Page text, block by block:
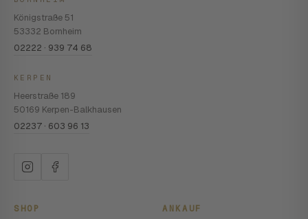
Königstraße 51
53332 Bornheim
02222 · 939 74 68
KERPEN
Heerstraße 189
50169 Kerpen-Balkhausen
02237 · 603 96 13
SHOP ANKAUF